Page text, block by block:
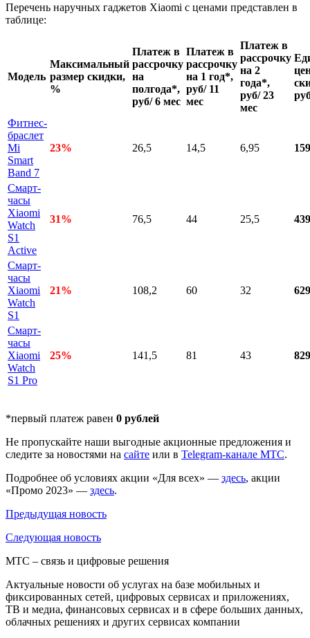
Перечень наручных гаджетов Xiaomi с ценами представлен в
таблице:
Модель
Максимальный
размер скидки,
%
Платеж в
рассрочку
на
полгода*,
руб/ 6 мес
Платеж в
рассрочку
на 1 год*,
руб/ 11
мес
Платеж в
рассрочку
на 2
года*,
руб/ 23
мес
Фитнес-
браслет
Mi
Smart
Band 7
23% 26,5 14,5 6,95 159
Смарт-
часы
Xiaomi
Watch
S1
Active
31% 76,5 44 25,5 439
Смарт-
часы
Xiaomi
Watch
S1
21% 108,2 60 32 629
Смарт-
часы
Xiaomi
Watch
S1 Pro
25% 141,5 81 43 829
*первый платеж равен 0 рублей
Не пропускайте наши выгодные акционные предложения и
следите за новостями на сайте или в Telegram-канале МТС.
Подробнее об условиях акции «Для всех» — здесь, акции
«Промо 2023» — здесь.
Предыдущая новость
Следующая новость
МТС – связь и цифровые решения
Актуальные новости об услугах на базе мобильных и
фиксированных сетей, цифровых сервисах и приложениях,
ТВ и медиа, финансовых сервисах и в сфере больших данных,
облачных решениях и других сервисах компании